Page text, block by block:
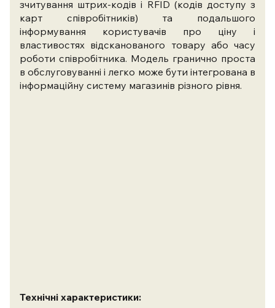
зчитування штрих-кодів і RFID (кодів доступу з
карт співробітників) та подальшого
інформування користувачів про ціну і
властивостях відсканованого товару або часу
роботи співробітника. Модель гранично проста
в обслуговуванні і легко може бути інтегрована в
інформаційну систему магазинів різного рівня.
Технічні характеристики: